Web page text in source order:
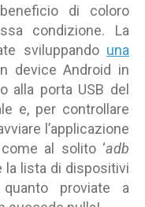
beneficio di coloro
condizione. La
sviluppando una
device Android in
alla porta USB del
e, per controllare
l’applicazione
al solito ‘adb
la lista di dispositivi
proviate a